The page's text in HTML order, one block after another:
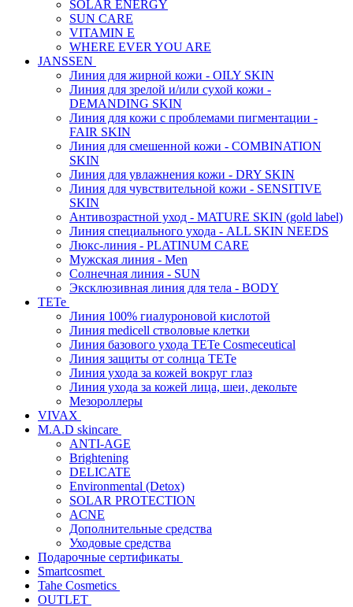
SOLAR ENERGY
SUN CARE
VITAMIN E
WHERE EVER YOU ARE
JANSSEN
Линия для жирной кожи - OILY SKIN
Линия для зрелой и/или сухой кожи -
DEMANDING SKIN
Линия для кожи с проблемами пигментации -
FAIR SKIN
Линия для смешенной кожи - COMBINATION
SKIN
Линия для увлажнения кожи - DRY SKIN
Линия для чувствительной кожи - SENSITIVE
SKIN
Антивозрастной уход - MATURE SKIN (gold label)
Линия специального ухода - ALL SKIN NEEDS
Люкс-линия - PLATINUM CARE
Мужская линия - Men
Солнечная линия - SUN
Эксклюзивная линия для тела - BODY
TETe
Линия 100% гиалуроновой кислотой
Линия medicell стволовые клетки
Линия базового ухода TETe Cosmeceutical
Линия защиты от солнца TETe
Линия ухода за кожей вокруг глаз
Линия ухода за кожей лица, шеи, декольте
Мезороллеры
VIVAX
M.A.D skincare
ANTI-AGE
Brightening
DELICATE
Environmental (Detox)
SOLAR PROTECTION
АCNE
Дополнительные средства
Уходовые средства
Подарочные сертификаты
Smartcosmet
Tahe Cosmetics
OUTLET